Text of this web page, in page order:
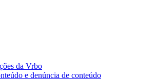
da Vrbo
e denúncia de conteúdo